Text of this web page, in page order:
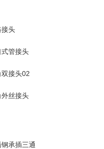
头
管接头
接头02
丝接头
承插三通